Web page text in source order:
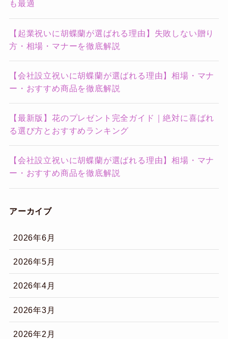
も最適
【起業祝いに胡蝶蘭が選ばれる理由】失敗しない贈り
方・相場・マナーを徹底解説
【会社設立祝いに胡蝶蘭が選ばれる理由】相場・マナ
ー・おすすめ商品を徹底解説
【最新版】花のプレゼント完全ガイド｜絶対に喜ばれ
る選び方とおすすめランキング
【会社設立祝いに胡蝶蘭が選ばれる理由】相場・マナ
ー・おすすめ商品を徹底解説
アーカイブ
2026年6月
2026年5月
2026年4月
2026年3月
2026年2月